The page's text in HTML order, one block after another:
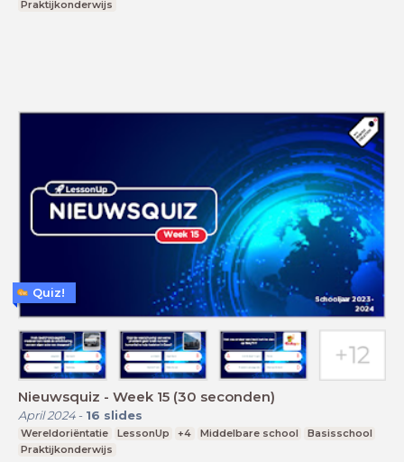
Praktijkonderwijs
Nieuwsquiz - Week 15 (30 seconden)
April 2024- 16 slides
Wereldoriëntatie LessonUp +4 Middelbare school
Basisschool
Praktijkonderwijs
Quiz!